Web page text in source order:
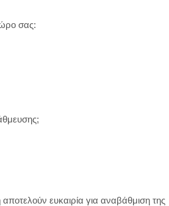
σας:
ευκαιρία για αναβάθμιση της